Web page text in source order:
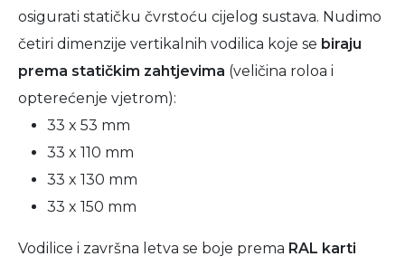
osigurati statičku čvrstoću cijelog sustava. Nudimo
četiri dimenzije vertikalnih vodilica koje se biraju
prema statičkim zahtjevima (veličina roloa i
opterećenje vjetrom):
33 x 53 mm
33 x 110 mm
33 x 130 mm
33 x 150 mm
Vodilice i završna letva se boje prema RAL karti